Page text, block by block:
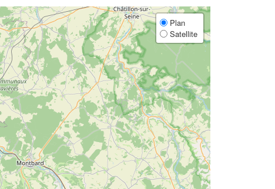
Plan
Satellite